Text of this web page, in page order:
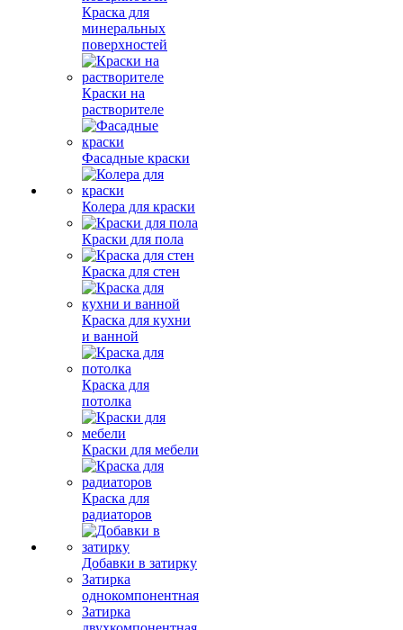
Краска для
минеральных
поверхностей
Краски на
растворителе
Фасадные краски
Колера для краски
Краски для пола
Краска для стен
Краска для кухни
и ванной
Краска для
потолка
Краски для мебели
Краска для
радиаторов
Добавки в затирку
Затирка
однокомпонентная
Затирка